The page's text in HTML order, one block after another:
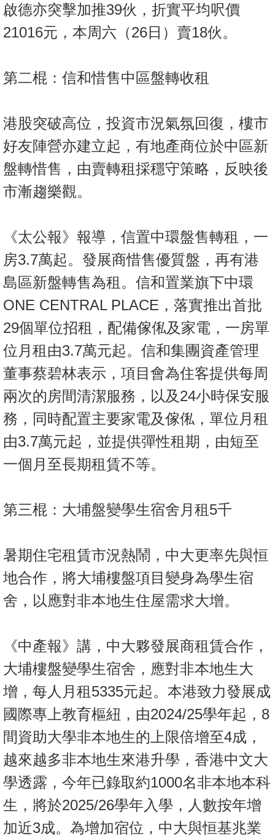
置
業
冊
於
我
們
啟德亦突擊加推39伙，折實平均呎價
21016元，本周六（26日）賣18伙。
第二棍：信和惜售中區盤轉收租
港股突破高位，投資市況氣氛回復，樓市
好友陣營亦建立起，有地產商位於中區新
盤轉惜售，由賣轉租採穩守策略，反映後
市漸趨樂觀。
《太公報》報導，信置中環盤售轉租，一
房3.7萬起。發展商惜售優質盤，再有港
島區新盤轉售為租。信和置業旗下中環
ONE CENTRAL PLACE，落實推出首批
29個單位招租，配備傢俬及家電，一房單
位月租由3.7萬元起。信和集團資產管理
董事蔡碧林表示，項目會為住客提供每周
兩次的房間清潔服務，以及24小時保安服
務，同時配置主要家電及傢俬，單位月租
由3.7萬元起，並提供彈性租期，由短至
一個月至長期租賃不等。
第三棍：大埔盤變學生宿舍月租5千
暑期住宅租賃市況熱鬧，中大更率先與恒
地合作，將大埔樓盤項目變身為學生宿
舍，以應對非本地生住屋需求大增。
《中產報》講，中大夥發展商租賃合作，
大埔樓盤變學生宿舍，應對非本地生大
增，每人月租5335元起。本港致力發展成
國際專上教育樞紐，由2024/25學年起，8
間資助大學非本地生的上限倍增至4成，
越來越多非本地生來港升學，香港中文大
學透露，今年已錄取約1000名非本地本科
生，將於2025/26學年入學，人數按年增
加近3成。為增加宿位，中大與恒基兆業